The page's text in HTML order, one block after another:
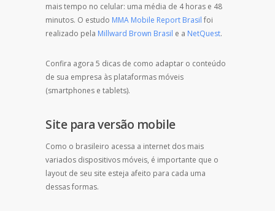
mais tempo no celular: uma média de 4 horas e 48
minutos. O estudo MMA Mobile Report Brasil foi
realizado pela Millward Brown Brasil e a NetQuest.
Confira agora 5 dicas de como adaptar o conteúdo
de sua empresa às plataformas móveis
(smartphones e tablets).
Site para versão mobile
Como o brasileiro acessa a internet dos mais
variados dispositivos móveis, é importante que o
layout de seu site esteja afeito para cada uma
dessas formas.